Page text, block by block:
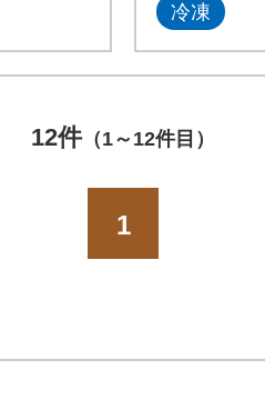
冷凍
12件（1～12件目）
1